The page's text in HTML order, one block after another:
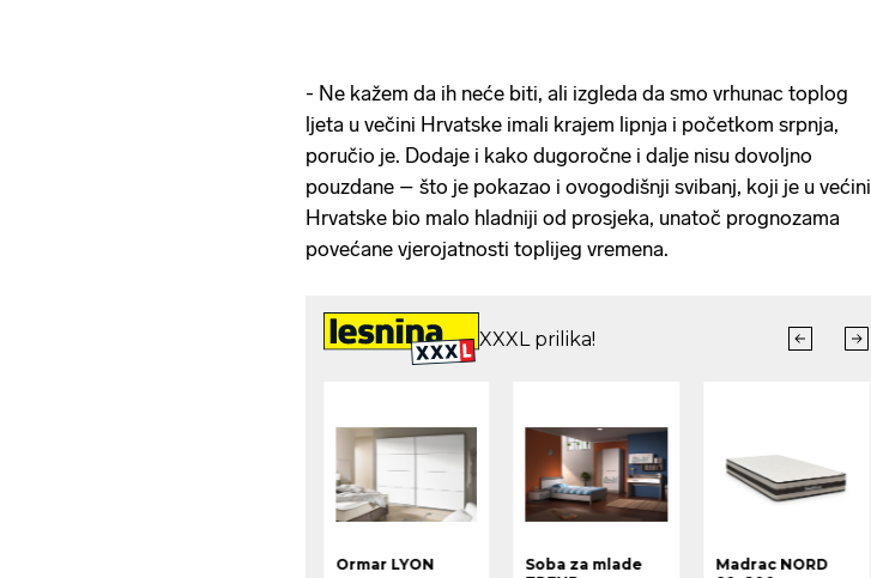
- Ne kažem da ih neće biti, ali izgleda da smo vrhunac toplog
ljeta u večini Hrvatske imali krajem lipnja i početkom srpnja,
poručio je. Dodaje i kako dugoročne i dalje nisu dovoljno
pouzdane – što je pokazao i ovogodišnji svibanj, koji je u većini
Hrvatske bio malo hladniji od prosjeka, unatoč prognozama
povećane vjerojatnosti toplijeg vremena.